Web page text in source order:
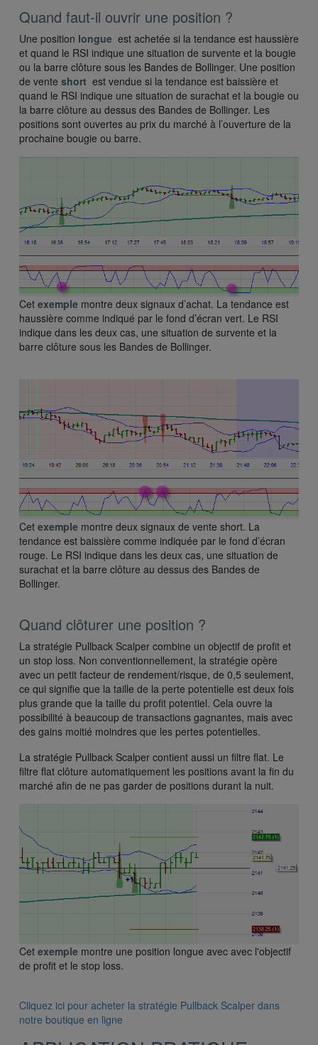
Quand faut-il ouvrir une position ?
Une position longue est achetée si la tendance est haussière
et quand le RSI indique une situation de survente et la bougie
ou la barre clôture sous les Bandes de Bollinger. Une position
de vente short est vendue si la tendance est baissière et
quand le RSI indique une situation de surachat et la bougie ou
la barre clôture au dessus des Bandes de Bollinger. Les
positions sont ouvertes au prix du marché à l’ouverture de la
prochaine bougie ou barre.
Cet exemple montre deux signaux d’achat. La tendance est
haussière comme indiqué par le fond d’écran vert. Le RSI
indique dans les deux cas, une situation de survente et la
barre clôture sous les Bandes de Bollinger.
Cet exemple montre deux signaux de vente short. La
tendance est baissière comme indiquée par le fond d’écran
rouge. Le RSI indique dans les deux cas, une situation de
surachat et la barre clôture au dessus des Bandes de
Bollinger.
Quand clôturer une position ?
La stratégie Pullback Scalper combine un objectif de profit et
un stop loss. Non conventionnellement, la stratégie opère
avec un petit facteur de rendement/risque, de 0,5 seulement,
ce qui signifie que la taille de la perte potentielle est deux fois
plus grande que la taille du profit potentiel. Cela ouvre la
possibilité à beaucoup de transactions gagnantes, mais avec
des gains moitié moindres que les pertes potentielles.
La stratégie Pullback Scalper contient aussi un filtre flat. Le
filtre flat clôture automatiquement les positions avant la fin du
marché afin de ne pas garder de positions durant la nuit.
Cet exemple montre une position longue avec avec l'objectif
de profit et le stop loss.
Cliquez ici pour acheter la stratégie Pullback Scalper dans
notre boutique en ligne